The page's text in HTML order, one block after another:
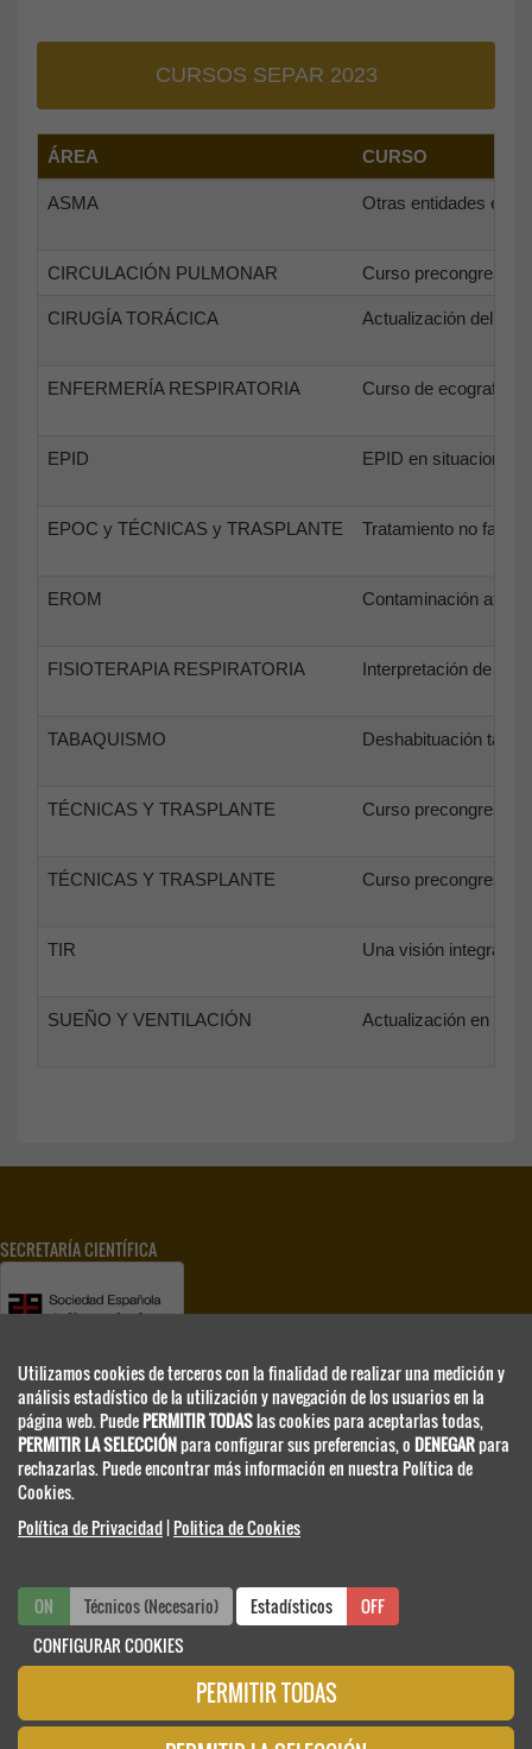
CURSOS SEPAR 2023
ÁREA CURSO
ASMA Otras entidades
CIRCULACIÓN PULMONAR Curso precongreso -
CIRUGÍA TORÁCICA Actualización del
ENFERMERÍA RESPIRATORIA Curso de ecografía
EPID EPID en situaciones
EPOC y TÉCNICAS y TRASPLANTE Tratamiento no
EROM Contaminación
FISIOTERAPIA RESPIRATORIA Interpretación de la
TABAQUISMO Deshabituación
TÉCNICAS Y TRASPLANTE Curso precongreso.
TÉCNICAS Y TRASPLANTE Curso precongreso.
TIR Una visión integral
SUEÑO Y VENTILACIÓN Actualización en
SECRETARÍA CIENTÍFICA
www.separ.es
SECRETARIA TÉCNICA
separ@viajeseci.es
Tel.: +34 91 330 07 25
CONGRESOS ANTERIORES
Utilizamos cookies de terceros con la finalidad de realizar una medición y
análisis estadístico de la utilización y navegación de los usuarios en la
página web. PuedePERMITIR TODASlas cookies para aceptarlas todas,
PERMITIR LA SELECCIÓNpara configurar sus preferencias, o DENEGARpara
rechazarlas. Puede encontrar más información en nuestra Política de
Cookies.
Política de Privacidad|Politica de Cookies
ON Técnicos (Necesario) OFF
ON Estadísticos
OFF
CONFIGURAR COOKIES
PERMITIR TODAS